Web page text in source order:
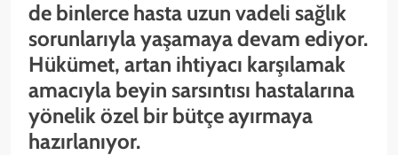
de binlerce hasta uzun vadeli sağlık
sorunlarıyla yaşamaya devam ediyor.
Hükümet, artan ihtiyacı karşılamak
amacıyla beyin sarsıntısı hastalarına
yönelik özel bir bütçe ayırmaya
hazırlanıyor.